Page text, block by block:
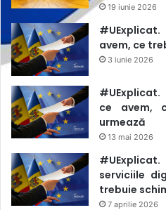
19 iunie 2026
avem, ce
3 iunie 2026
ce avem,
urmează
13 mai 2026
serviciile
trebuie
7 aprilie 2026